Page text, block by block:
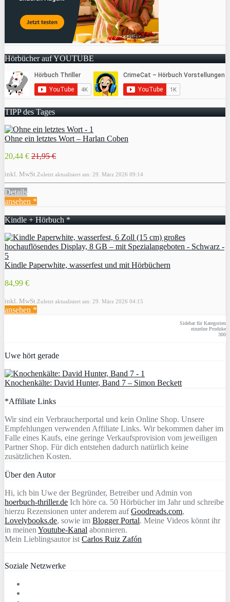
Hörbücher auf YOUTUBE
TIPP des Tages
Ohne ein letztes Wort – Harlan Coben
20,44 € 21,95 €
inkl. MwSt. Zuletzt aktualisiert am: 29. März 2026 09:14
Details
ansehen *
Kindle + Hörbuch *
Kindle Paperwhite, wasserfest und mit Hörbüchern
84,99 €
inkl. MwSt. Zuletzt aktualisiert am: 29. März 2026 04:15
ansehen *
Sidebar für Kategorien
einzelne Produke
300
Uwe hört gerade
Knochenkälte: David Hunter, Band 7 – Simon Beckett
*Affiliate Links
Wir sind ein Verbraucherportal und kein Online Shop. Unsere
Empfehlungen verwenden Affiliate Links. Wir bekommen daher im
Falle eines Kaufs, eine geringe Verkaufsprovision vom jeweiligen
Partner Shop. Für dich entstehen dadurch natürlich keine
zusätzlichen Kosten.
Über den Autor
Hi, ich bin Uwe der Begründer, Betreiber und Admin von
hoerbuch-thriller.de Ich höre ca. 50 Hörbücher im Jahr und schreibe
hierzu Rezensionen unter anderem aufGoodreads.com,
Lovelybooks.de, sowie im Blogger Portal. Meine Videos könnt ihr
in meinen Youtube-Kanal abonnieren.
Mein Lieblingsautor ist Carlos Ruiz Zafón
Soziale Netzwerke